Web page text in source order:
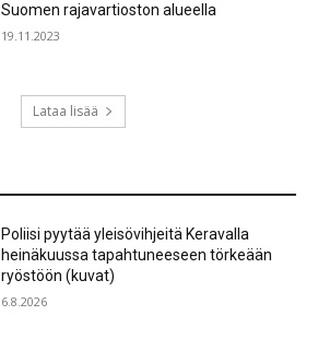
Suomen rajavartioston alueella
19.11.2023
Lataa lisää
Poliisi pyytää yleisövihjeitä Keravalla
heinäkuussa tapahtuneeseen törkeään
ryöstöön (kuvat)
6.8.2026